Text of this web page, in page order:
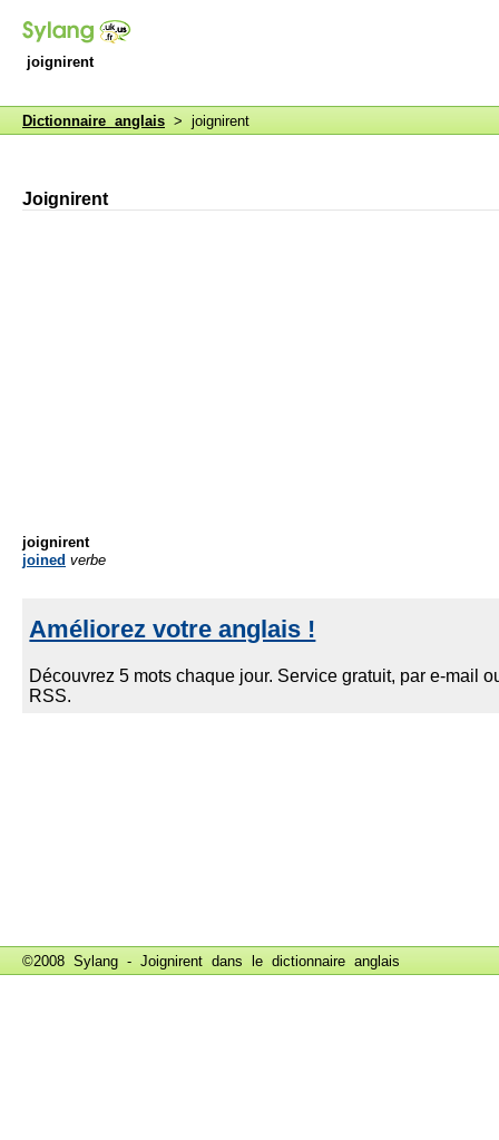
joignirent
Dictionnaire anglais > joignirent
Joignirent
joignirent
joined verbe
©2008 Sylang - Joignirent dans le dictionnaire anglais